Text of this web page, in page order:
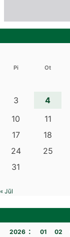
Pi Ot
3
4
10
11
17
18
24
25
31
« Jūl
2026 : 01 02